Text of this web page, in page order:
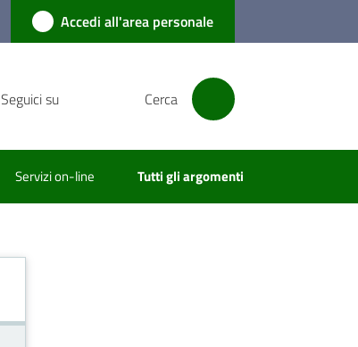
Accedi all'area personale
Seguici su Cerca
Servizi on-line Tutti gli argomenti